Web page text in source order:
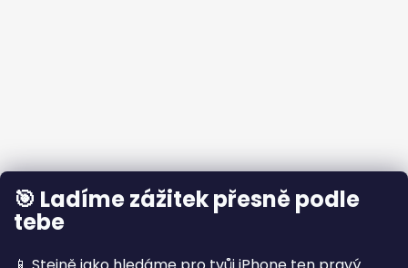
🎯 Ladíme zážitek přesně podle
tebe